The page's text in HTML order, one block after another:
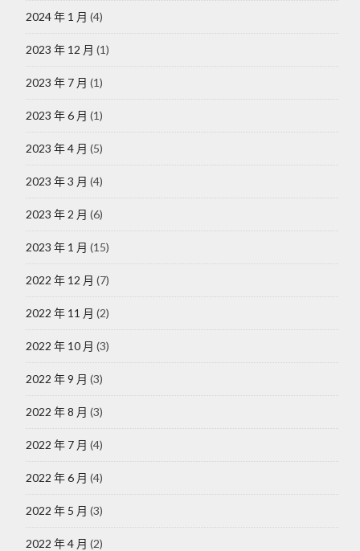
2024 年 1 月 (4)
2023 年 12 月 (1)
2023 年 7 月 (1)
2023 年 6 月 (1)
2023 年 4 月 (5)
2023 年 3 月 (4)
2023 年 2 月 (6)
2023 年 1 月 (15)
2022 年 12 月 (7)
2022 年 11 月 (2)
2022 年 10 月 (3)
2022 年 9 月 (3)
2022 年 8 月 (3)
2022 年 7 月 (4)
2022 年 6 月 (4)
2022 年 5 月 (3)
2022 年 4 月 (2)